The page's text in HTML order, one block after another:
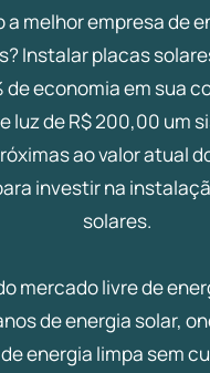
a melhor empresa de
Instalar placas
de economia em sua
luz de R$ 200,00 um
ao valor atual
investir na
solares.
mercado livre de
de energia solar,
energia limpa sem